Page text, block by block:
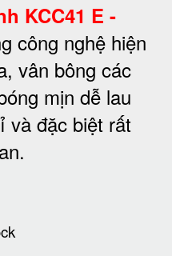
KCC41 E -
công nghệ hiện
vân bông các
mịn dễ lau
và đặc biệt rất